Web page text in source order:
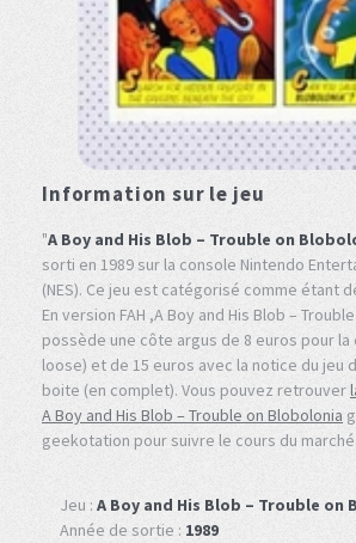
Information sur le jeu
"A Boy and His Blob – Trouble on
sorti en 1989 sur la console Nintendo
(NES). Ce jeu est catégorisé comme étant
En version FAH ,A Boy and His Blob –
possède une côte argus de 8 euros pour la
loose) et de 15 euros avec la notice du jeu
boite (en complet). Vous pouvez retrouver
A Boy and His Blob – Trouble on Blobolonia
geekotation pour suivre le cours du
Jeu : A Boy and His Blob – Trouble on
Année de sortie : 1989